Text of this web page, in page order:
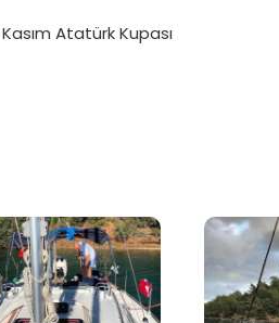
Atatürk Kupası